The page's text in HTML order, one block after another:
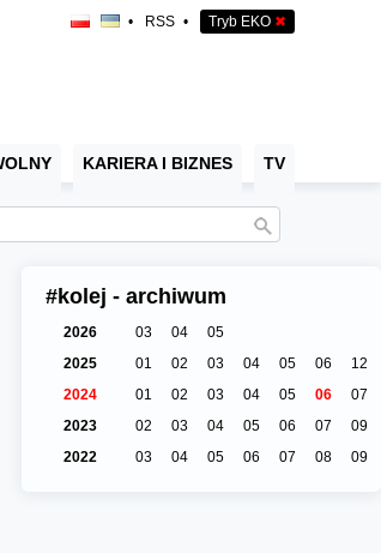
• RSS • Tryb EKO ✖
KARIERA I BIZNES TV
#kolej - archiwum
2026 03 04
05
2025
01 02 03 04 05 06
12
2024
01 02 03 04 05 06
07
2023
02 03 04 05 06 07
09
2022
03 04 05 06 07 08 09